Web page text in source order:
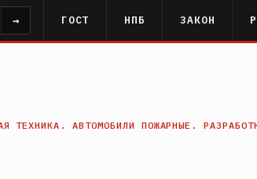
→ ГОСТ НПБ ЗАКОН
АВТОМОБИЛИ ПОЖАРНЫЕ.